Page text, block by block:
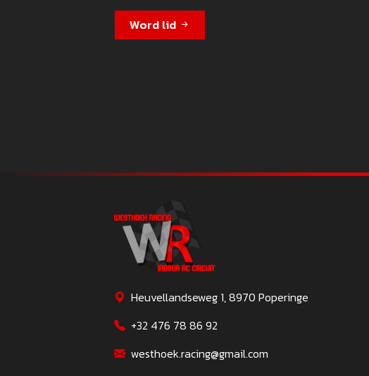
Word lid
Heuvellandseweg 1, 8970 Poperinge
+32 476 78 86 92
westhoek.racing@gmail.com